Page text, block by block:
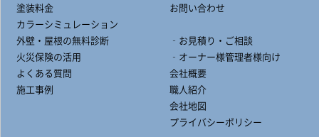
塗装料金
カラーシミュレーション
外壁・屋根の無料診断
火災保険の活用
よくある質問
施工事例
お問い合わせ
‐お見積り・ご相談
‐オーナー様管理者様向け
会社概要
職人紹介
会社地図
プライバシーポリシー